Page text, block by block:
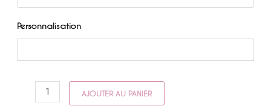
Personnalisation
quantité
AJOUTER AU PANIER